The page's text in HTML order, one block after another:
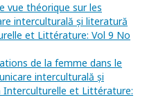
vue théorique sur les
interculturală și literatură
et Littérature: Vol 9 No
de la femme dans le
interculturală și
et Littérature: